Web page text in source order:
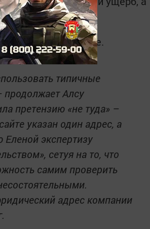
защищаться в суде.
типичные
продолжает Алсу
претензию «не туда» –
указан один адрес, а
экспертизу
сетуя на то, что
самим проверить
адрес компании